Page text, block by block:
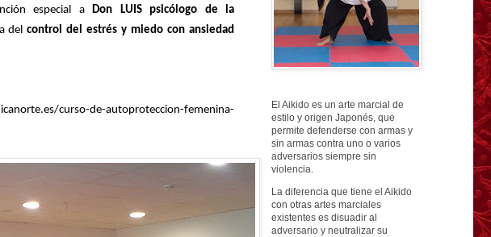
especial aDon LUIS psicólogo de la
delcontrol del estrés y miedo con ansiedad
curso-de-autoproteccion-femenina-
El Aikido es un arte marcial de
estilo y origen Japonés, que
permite defenderse con armas y
sin armas contra uno o varios
adversarios siempre sin
violencia.
La diferencia que tiene el Aikido
con otras artes marciales
existentes es disuadir al
adversario y neutralizar su